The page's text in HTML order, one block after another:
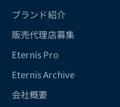
ブランド紹介
販売代理店募集
Eternis Pro
Eternis Archive
会社概要